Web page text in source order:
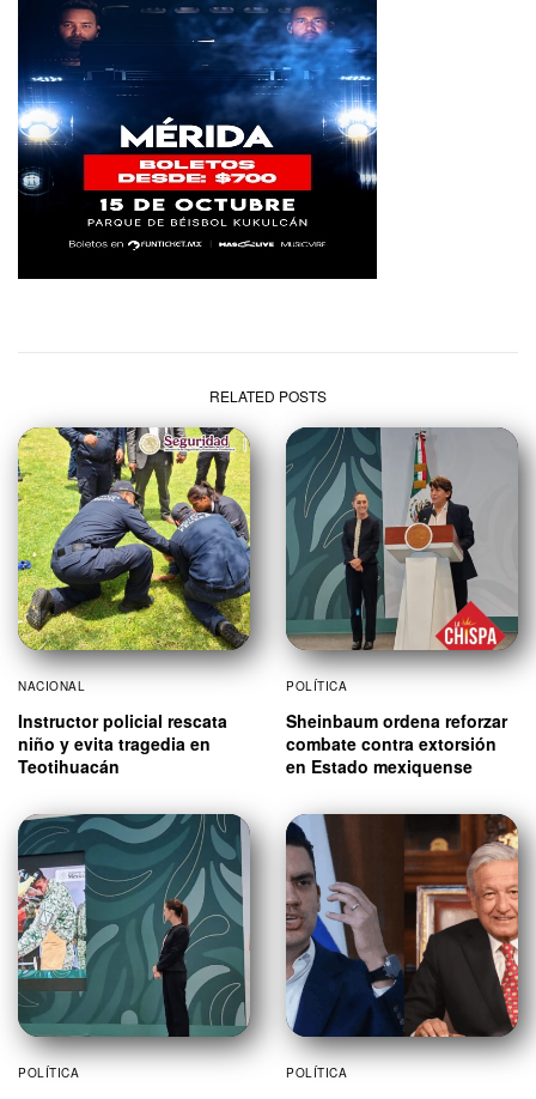
RELATED POSTS
NACIONAL
Instructor policial rescata
niño y evita tragedia en
Teotihuacán
POLÍTICA
Sheinbaum ordena reforzar
combate contra extorsión
en Estado mexiquense
POLÍTICA POLÍTICA